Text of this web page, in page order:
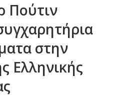
Πούτιν
στην
Ελληνικής